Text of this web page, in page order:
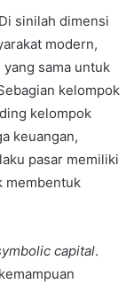
sinilah dimensi
modern,
sama untuk
kelompok
kelompok
keuangan,
pasar memiliki
membentuk
capital.